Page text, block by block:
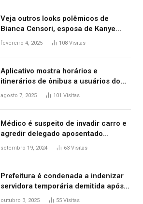
Veja outros looks polêmicos de
Bianca Censori, esposa de Kanye
West que apareceu nua no Grammy
fevereiro 4, 2025 108 Visitas
Aplicativo mostra horários e
itinerários de ônibus a usuários do
transporte público de Palmas; confira
agosto 7, 2025 101 Visitas
Médico é suspeito de invadir carro e
agredir delegado aposentado
durante confusão no trânsito
setembro 19, 2024 63 Visitas
Prefeitura é condenada a indenizar
servidora temporária demitida após
nascimento da filha
outubro 3, 2025 55 Visitas